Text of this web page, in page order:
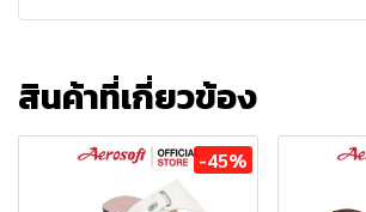
สินค้าที่เกี่ยวข้อง
-45%